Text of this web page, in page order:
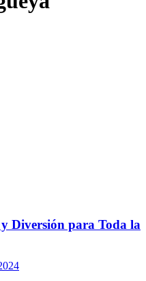
Diversión para Toda la